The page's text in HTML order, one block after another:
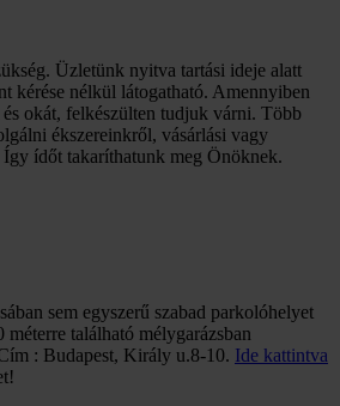
Üzletünk nyitva tartási ideje alatt
kérése nélkül látogatható. Amennyiben
okát, felkészülten tudjuk várni. Több
ékszereinkről, vásárlási vagy
Így ídőt takaríthatunk meg Önöknek.
sem egyszerű szabad parkolóhelyet
található mélygarázsban
: Budapest, Király u.8-10. Ide kattintva